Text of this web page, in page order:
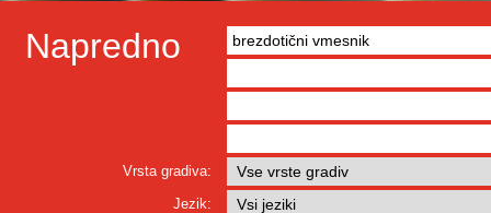
Napredno
Vrsta gradiva:
Jezik: